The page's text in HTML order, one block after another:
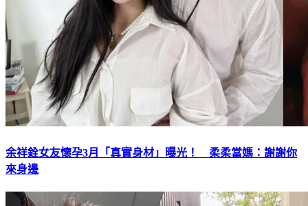
余祥銓女友懷孕3月「真實身材」曝光！ 柔柔當媽：謝謝你
來身邊